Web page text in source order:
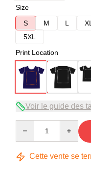
Size
S
M L XL
5XL
Print Location
Voir le guide des
Cette vente se